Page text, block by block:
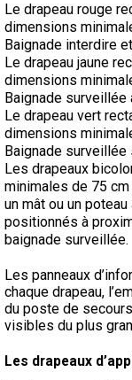
Le drapeau rouge
dimensions
Baignade interdire
Le drapeau jaune
dimensions
Baignade surveillée
Le drapeau vert
dimensions
Baignade surveillée
Les drapeaux
minimales de 75
un mât ou un
positionnés à
baignade surveillée.
Les panneaux
chaque drapeau,
du poste de
visibles du plus
Les drapeaux